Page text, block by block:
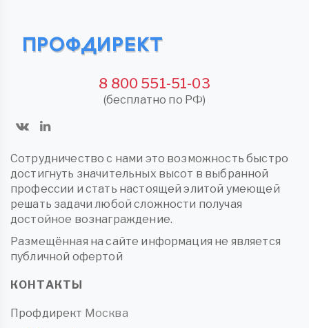
8 800 551-51-03
(бесплатно по РФ)
Сотрудничество с нами это возможность быстро
достигнуть значительных высот в выбранной
профессии и стать настоящей элитой умеющей
решать задачи любой сложности получая
достойное вознаграждение.
Размещённая на сайте информация не является
публичной офертой
КОНТАКТЫ
Профдирект Москва